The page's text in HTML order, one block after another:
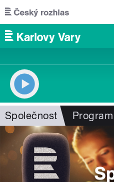
Přejít k hlavnímu obsahu
Společnost Program